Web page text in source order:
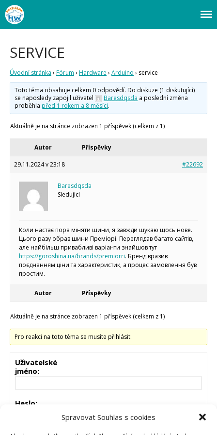
Spravovat Souhlas s cookies
Články
Často kladené dotazy
O programování obecně
Videa
Koupit
Webový magazín o bastlení a tvoření. Naučte se základy programování a
elektroniky zábavnou formou! Arduino a microbit projekty, návody,
SERVICE
Úvodní stránka › Fórum › Hardware › Arduino › service
Toto téma obsahuje celkem 0 odpovědí. Do diskuze (1 diskutující)
se naposledy zapojil uživatel
Baresdqsda a poslední změna
proběhla před 1 rokem a 8 měsíci.
Aktuálně je na stránce zobrazen 1 příspěvek (celkem z 1)
Autor Příspěvky
29.11.2024 v 23:18 #22692
Baresdqsda
Sledující
Коли настає пора міняти шини, я завжди шукаю щось нове.
Цього разу обрав шини Преміорі. Переглядав багато сайтів,
але найбільш привабливі варіанти знайшов тут
https://goroshina.ua/brands/premiorri. Бренд вразив
поєднанням ціни та характеристик, а процес замовлення був
простим.
Autor Příspěvky
Aktuálně je na stránce zobrazen 1 příspěvek (celkem z 1)
Pro reakci na toto téma se musíte přihlásit.
Uživatelské
jméno:
Heslo: